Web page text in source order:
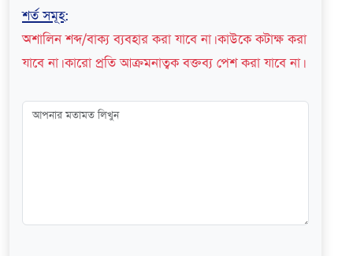
শর্ত সমূহ:
অশালিন শব্দ/বাক্য ব্যবহার করা যাবে না। কাউকে কটাক্ষ করা
যাবে না। কারো প্রতি আক্রমনাত্বক বক্তব্য পেশ করা যাবে না।